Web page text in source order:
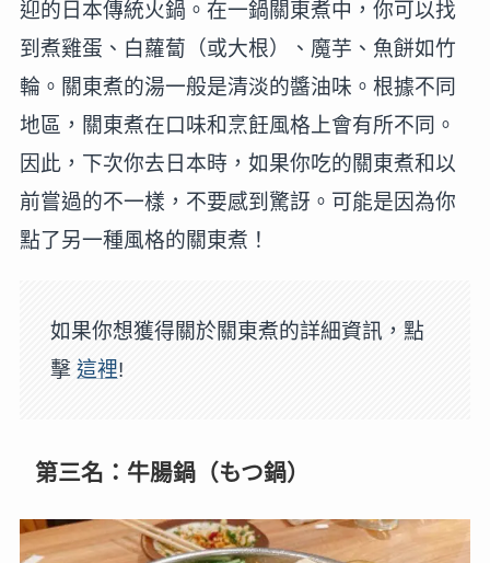
迎的日本傳統火鍋。在一鍋關東煮中，你可以找
到煮雞蛋、白蘿蔔（或大根）、魔芋、魚餅如竹
輪。關東煮的湯一般是清淡的醬油味。根據不同
地區，關東煮在口味和烹飪風格上會有所不同。
因此，下次你去日本時，如果你吃的關東煮和以
前嘗過的不一樣，不要感到驚訝。可能是因為你
點了另一種風格的關東煮！
如果你想獲得關於關東煮的詳細資訊，點
擊這裡!
第三名：牛腸鍋（もつ鍋）